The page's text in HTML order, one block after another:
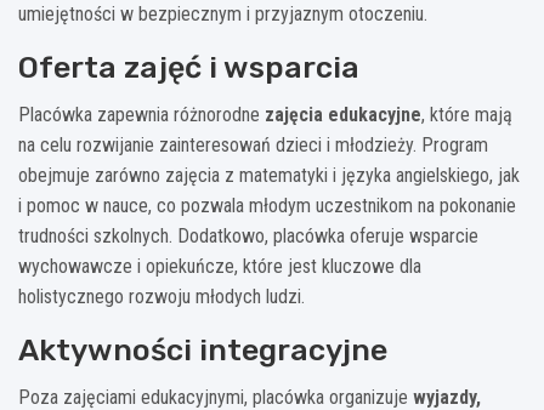
umiejętności w bezpiecznym i przyjaznym otoczeniu.
Oferta zajęć i wsparcia
Placówka zapewnia różnorodne zajęcia edukacyjne, które mają
na celu rozwijanie zainteresowań dzieci i młodzieży. Program
obejmuje zarówno zajęcia z matematyki i języka angielskiego, jak
i pomoc w nauce, co pozwala młodym uczestnikom na pokonanie
trudności szkolnych. Dodatkowo, placówka oferuje wsparcie
wychowawcze i opiekuńcze, które jest kluczowe dla
holistycznego rozwoju młodych ludzi.
Aktywności integracyjne
Poza zajęciami edukacyjnymi, placówka organizuje wyjazdy,